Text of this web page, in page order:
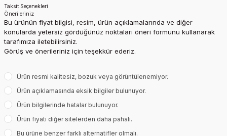
Taksit Seçenekleri
Önerileriniz
Bu ürünün fiyat bilgisi, resim, ürün açıklamalarında ve diğer
konularda yetersiz gördüğünüz noktaları öneri formunu kullanarak
tarafımıza iletebilirsiniz.
Görüş ve önerileriniz için teşekkür ederiz.
Ürün resmi kalitesiz, bozuk veya görüntülenemiyor.
Ürün açıklamasında eksik bilgiler bulunuyor.
Ürün bilgilerinde hatalar bulunuyor.
Ürün fiyatı diğer sitelerden daha pahalı.
Bu ürüne benzer farklı alternatifler olmalı.